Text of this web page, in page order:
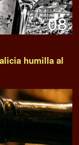
08
humilla al